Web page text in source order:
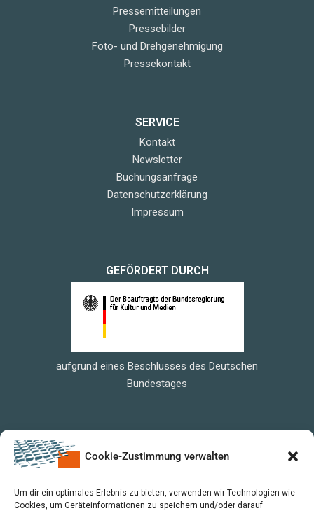
Cookie-Zustimmung verwalten
Um dir ein optimales Erlebnis zu bieten, verwenden wir Technologien wie
Cookies, um Geräteinformationen zu speichern und/oder darauf
Pressemitteilungen
Pressebilder
Foto- und Drehgenehmigung
Pressekontakt
SERVICE
Kontakt
Newsletter
Buchungsanfrage
Datenschutzerklärung
Impressum
GEFÖRDERT DURCH
aufgrund eines Beschlusses des Deutschen
Bundestages